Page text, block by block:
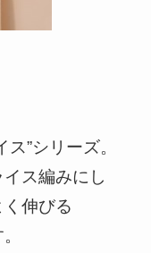
”シリーズ。
ス編みにし
伸びる